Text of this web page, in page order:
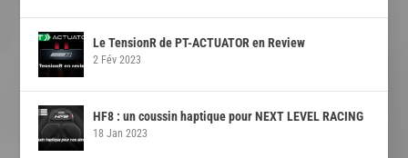
Le TensionR de PT-ACTUATOR en Review
2 Fév 2023
HF8 : un coussin haptique pour NEXT LEVEL RACING
18 Jan 2023